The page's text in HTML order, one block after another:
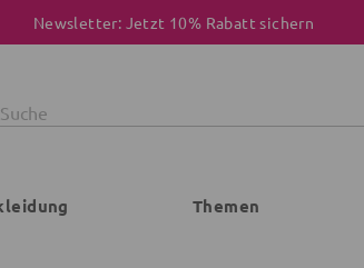
Newsletter: Jetzt 10% Rabatt sichern
Themen